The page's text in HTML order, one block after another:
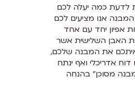
לדעת כמה יעלה לכם
אנו מציעים לכם
אפיון יחד עם אחד
האבן השלישית אשר
איתכם את המבנה שלכם,
דוח אדריכלי ואף ינתח
מסוכן” בהנחה